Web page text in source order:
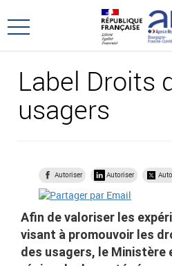
au
menu
au
contenu
Ouvrir
principal
Label Droits
usagers
Autoriser Autoriser
Afin de valoriser les
visant à promouvoir les
des usagers, le Ministère